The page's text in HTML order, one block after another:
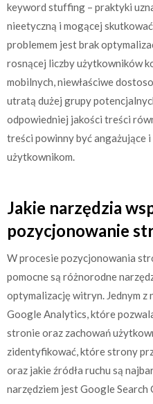
keyword stuffing – praktyki
nieetyczną i mogącej
problemem jest brak
rosnącej liczby użytkowników
mobilnych, niewłaściwe
utratą dużej grupy
odpowiedniej jakości treści
treści powinny być angażujące
użytkownikom.
Jakie narzędzia
pozycjonowanie
W procesie pozycjonowania
pomocne są różnorodne
optymalizację witryn. Jednym
Google Analytics, które
stronie oraz zachowań
zidentyfikować, które strony
oraz jakie źródła ruchu są
narzędziem jest Google